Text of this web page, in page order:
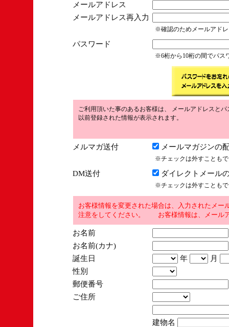
メールアドレス
メールアドレス再入力
※確認のためメールアド
パスワード
※6桁から10桁の間でパス
ご利用頂いた事のあるお客様は、 メールアドレスと
以前登録された情報が表示されます。
メルマガ送付 メールマガジンの
※チェックは外すことも
DM送付 ダイレクトメール
※チェックは外すことも
お客様情報を変更された場合は、入力されたメ
注意をしてください。 お客様情報は、メール
お名前
お名前(カナ)
誕生日
年
月
性別
郵便番号
ご住所
建物名